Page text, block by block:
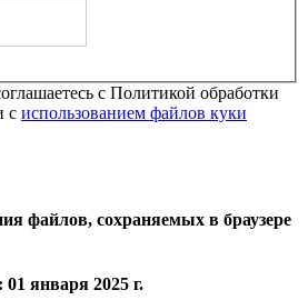
с Политикой обработки
с использованием файлов куки
файлов, сохраняемых в браузере
01 января 2025 г.